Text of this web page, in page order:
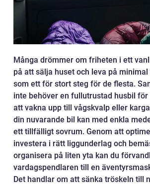
Många drömmer om friheten i ett
på att sälja huset och leva på
som ett för stort steg för de flesta.
inte behöver en fullutrustad husbil
att vakna upp till vågskvalp eller
din nuvarande bil kan med enkla
ett tillfälligt sovrum. Genom att
investera i rätt liggunderlag och
organisera på liten yta kan du
vardagspendlaren till en
Det handlar om att sänka tröskeln till